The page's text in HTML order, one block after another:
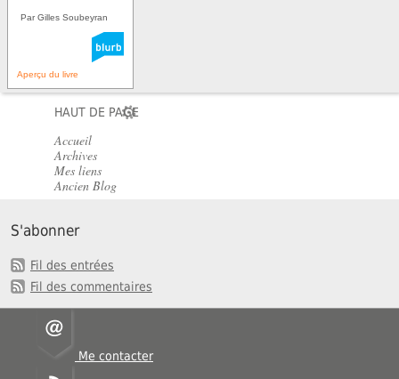
Par Gilles Soubeyran
Aperçu du livre
HAUT DE PAGE
Accueil
Archives
Mes liens
Ancien Blog
S'abonner
Fil des entrées
Fil des commentaires
Me contacter